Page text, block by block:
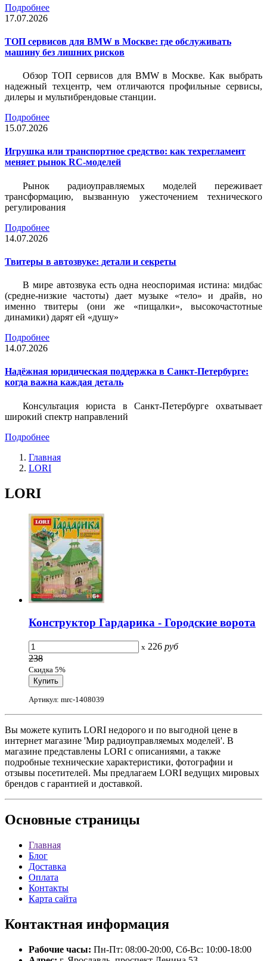
Подробнее
17.07.2026
ТОП сервисов для BMW в Москве: где обслуживать
машину без лишних рисков
Обзор ТОП сервисов для BMW в Москве. Как выбрать
надежный техцентр, чем отличаются профильные сервисы,
дилеры и мультибрендовые станции.
Подробнее
15.07.2026
Игрушка или транспортное средство: как техрегламент
меняет рынок RC-моделей
Рынок радиоуправляемых моделей переживает
трансформацию, вызванную ужесточением технического
регулирования
Подробнее
14.07.2026
Твитеры в автозвуке: детали и секреты
В мире автозвука есть одна неоспоримая истина: мидбас
(средне-низкие частоты) дает музыке «тело» и драйв, но
именно твитеры (они же «пищалки», высокочастотные
динамики) дарят ей «душу»
Подробнее
14.07.2026
Надёжная юридическая поддержка в Санкт-Петербурге:
когда важна каждая деталь
Консультация юриста в Санкт-Петербурге охватывает
широкий спектр направлений
Подробнее
Главная
LORI
LORI
Конструктор Гардарика - Городские ворота
x 226 руб
238
Скидка 5%
Артикул: mrc-1408039
Вы можете купить LORI недорого и по выгодной цене в
интернет магазине 'Мир радиоуправляемых моделей'. В
магазине представлены LORI с описаниями, а также
подробные технические характеристики, фотографии и
отзывы посетителей. Мы предлагаем LORI ведущих мировых
брендов с гарантией и доставкой.
Основные страницы
Главная
Блог
Доставка
Оплата
Контакты
Карта сайта
Контактная информация
Рабочие часы: Пн-Пт: 08:00-20:00, Сб-Вс: 10:00-18:00